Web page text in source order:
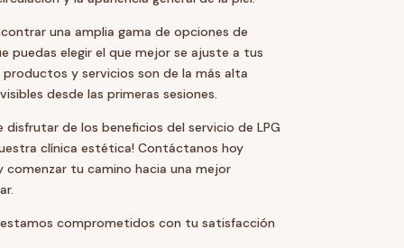
una amplia gama de opciones de
puedas elegir el que mejor se ajuste a tus
y servicios son de la más alta
desde las primeras sesiones.
disfrutar de los beneficios del servicio de LPG
clínica estética! Contáctanos hoy
tu camino hacia una mejor
estamos comprometidos con tu satisfacción